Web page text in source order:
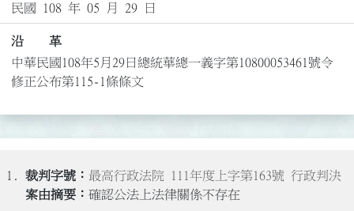
民國 108 年 05 月 29 日
沿 革
中華民國108年5月29日總統華總一義字第10800053461號令
修正公布第115-1條條文
1.
最高行政法院 111年度上字第163號 行政判決
確認公法上法律關係不存在